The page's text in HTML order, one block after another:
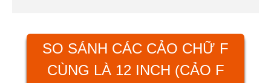
SO SÁNH CÁC CẢO CHỮ F
CÙNG LÀ 12 INCH (CẢO F